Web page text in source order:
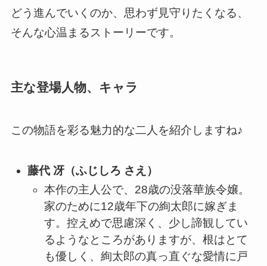
どう進んでいくのか、思わず見守りたくなる、
そんな心温まるストーリーです。
主な登場人物、キャラ
この物語を彩る魅力的な二人を紹介しますね♪
藤代 冴（ふじしろ さえ）
本作の主人公で、28歳の没落華族令嬢。
家のために12歳年下の絢太郎に嫁ぎま
す。控えめで思慮深く、少し諦観してい
るようなところがありますが、根はとて
も優しく、絢太郎の真っ直ぐな愛情に戸